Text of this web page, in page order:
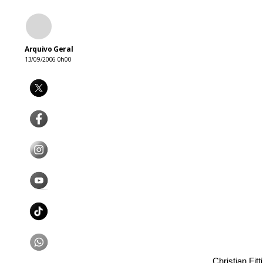
Arquivo Geral
13/09/2006 0h00
Christian